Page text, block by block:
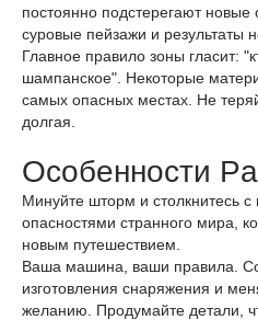
постоянно подстерегают новые
суровые пейзажи и результаты
Главное правило зоны гласит:
шампанское". Некоторые
самых опасных местах. Не
долгая.
Особенности
Минуйте шторм и столкнитесь
опасностями странного мира,
новым путешествием.
Ваша машина, ваши правила.
изготовления снаряжения и
желанию. Продумайте детали,